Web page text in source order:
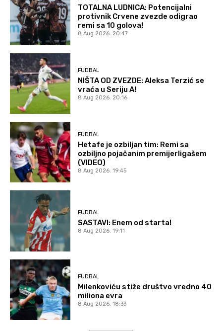
TOTALNA LUDNICA: Potencijalni
protivnik Crvene zvezde odigrao
remi sa 10 golova!
8 Aug 2026. 20:47
FUDBAL
NIŠTA OD ZVEZDE: Aleksa Terzić se
vraća u Seriju A!
8 Aug 2026. 20:16
FUDBAL
Hetafe je ozbiljan tim: Remi sa
ozbiljno pojačanim premijerligašem
(VIDEO)
8 Aug 2026. 19:45
FUDBAL
SASTAVI: Enem od starta!
8 Aug 2026. 19:11
FUDBAL
Milenkoviću stiže društvo vredno 40
miliona evra
8 Aug 2026. 18:33